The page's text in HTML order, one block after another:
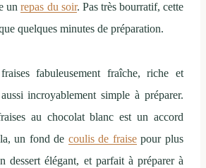
unrepas du soir. Pas très bourratif, cette
quelques minutes de préparation.
fabuleusement fraîche, riche et
incroyablement simple à préparer.
au chocolat blanc est un accord
un fond de coulis de fraisepour plus
dessert élégant, et parfait à préparer à